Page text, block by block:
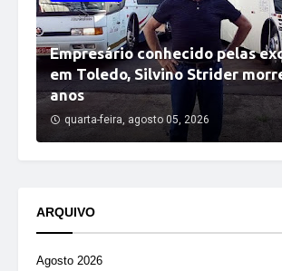
Empresário conhecido pelas
em Toledo, Silvino Strider
anos
quarta-feira, agosto 05, 2026
ARQUIVO
Agosto 2026